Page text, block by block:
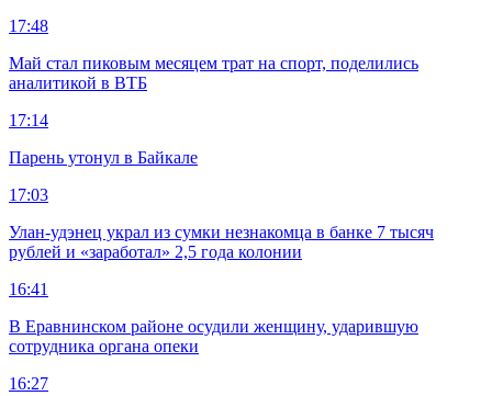
17:48
Май стал пиковым месяцем трат на спорт, поделились
аналитикой в ВТБ
17:14
Парень утонул в Байкале
17:03
Улан-удэнец украл из сумки незнакомца в банке 7 тысяч
рублей и «заработал» 2,5 года колонии
16:41
В Еравнинском районе осудили женщину, ударившую
сотрудника органа опеки
16:27